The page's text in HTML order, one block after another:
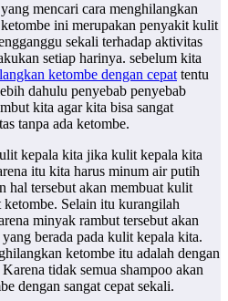
mencari cara menghilangkan
ini merupakan penyakit kulit
sekali terhadap aktivitas
setiap harinya. sebelum kita
ketombe dengan cepat tentu
dahulu penyebab penyebab
kita agar kita bisa sangat
tanpa ada ketombe.
kepala kita jika kulit kepala kita
itu kita harus minum air putih
hal tersebut akan membuat kulit
Selain itu kurangilah
minyak rambut tersebut akan
berada pada kulit kepala kita.
ketombe itu adalah dengan
tidak semua shampoo akan
dengan sangat cepat sekali.